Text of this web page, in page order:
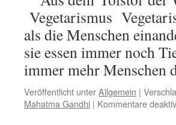
Vegetarismus
als die Menschen
sie essen immer noch
immer mehr Menschen
Veröffentlicht unterAllgemein |
Mahatma Gandhi | Kommentare